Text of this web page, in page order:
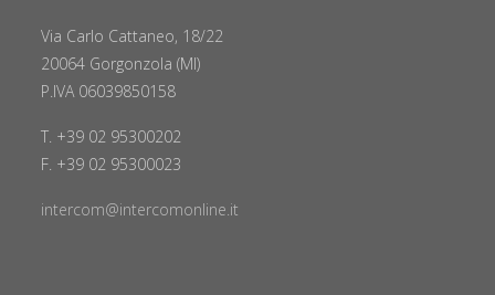
Via Carlo Cattaneo, 18/22
20064 Gorgonzola (MI)
P.IVA 06039850158
T. +39 02 95300202
F. +39 02 95300023
intercom@intercomonline.it